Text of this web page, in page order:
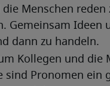
Menschen
Gemeinsam Ideen
dann zu handeln.
Kollegen und die
sind Pronomen ein